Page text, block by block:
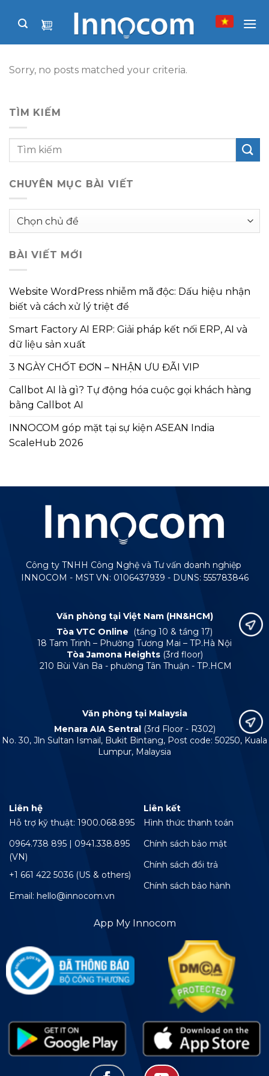
Sorry, no posts matched your criteria.
TÌM KIẾM
CHUYÊN MỤC BÀI VIẾT
Chuyên
viết
BÀI VIẾT MỚI
Website WordPress nhiễm mã độc: Dấu hiệu nhận
biết và cách xử lý triệt để
Smart Factory AI ERP: Giải pháp kết nối ERP, AI và
dữ liệu sản xuất
3 NGÀY CHỐT ĐƠN – NHẬN ƯU ĐÃI VIP
Callbot AI là gì? Tự động hóa cuộc gọi khách hàng
bằng Callbot AI
INNOCOM góp mặt tại sự kiện ASEAN India
ScaleHub 2026
Công ty TNHH Công Nghệ và Tư vấn doanh nghiệp
INNOCOM - MST VN: 0106437939 - DUNS: 555783846
Văn phòng tại Việt Nam (HN&HCM)
Tòa VTC Online
(tầng 10 & tầng 17)
18 Tam Trinh – Phường Tương Mai – TP.Hà Nội
Tòa Jamona Heights (3rd floor)
210 Bùi Văn Ba - phường Tân Thuận - TP.HCM
Văn phòng tại Malaysia
Menara AIA Sentral (3rd Floor - R302)
No. 30, Jln Sultan Ismail, Bukit Bintang, Post code: 50250, Kuala
Lumpur, Malaysia
Liên hệ
Hỗ trợ kỹ thuật: 1900.068.895
0964.738 895 | 0941.338.895
(VN)
+1 661 422 5036 (US & others)
Email: hello@innocom.vn
Liên kết
Hình thức thanh toán
Chính sách bảo mật
Chính sách đổi trả
Chính sách bảo hành
App My Innocom